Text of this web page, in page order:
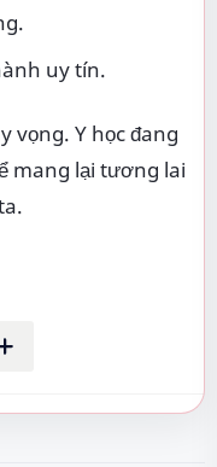
uy tín.
vọng. Y học đang
mang lại tương lai